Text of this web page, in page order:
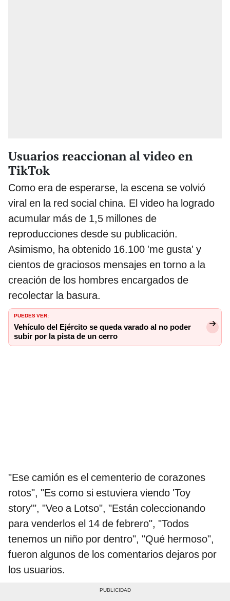
Usuarios reaccionan al video en
TikTok
Como era de esperarse, la escena se volvió
viral en la red social china. El video ha logrado
acumular más de 1,5 millones de
reproducciones desde su publicación.
Asimismo, ha obtenido 16.100 'me gusta' y
cientos de graciosos mensajes en torno a la
creación de los hombres encargados de
recolectar la basura.
PUEDES VER:
Vehículo del Ejército se queda varado al no poder
subir por la pista de un cerro
"Ese camión es el cementerio de corazones
rotos", "Es como si estuviera viendo 'Toy
story'", "Veo a Lotso", "Están coleccionando
para venderlos el 14 de febrero", "Todos
tenemos un niño por dentro", "Qué hermoso",
fueron algunos de los comentarios dejaros por
los usuarios.